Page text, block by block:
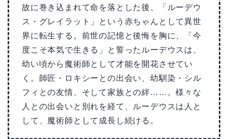
故に巻き込まれて命を落とした後、「ルーデウ
ス・グレイラット」という赤ちゃんとして異世
界に転生する。前世の記憶と後悔を胸に、「今
度こそ本気で生きる」と誓ったルーデウスは、
幼い頃から魔術師として才能を開花させてい
く。師匠・ロキシーとの出会い、幼馴染・シル
フィとの友情、そして家族との絆……。様々な
人との出会いと別れを経て、ルーデウスは人と
して、魔術師として成長し続ける。